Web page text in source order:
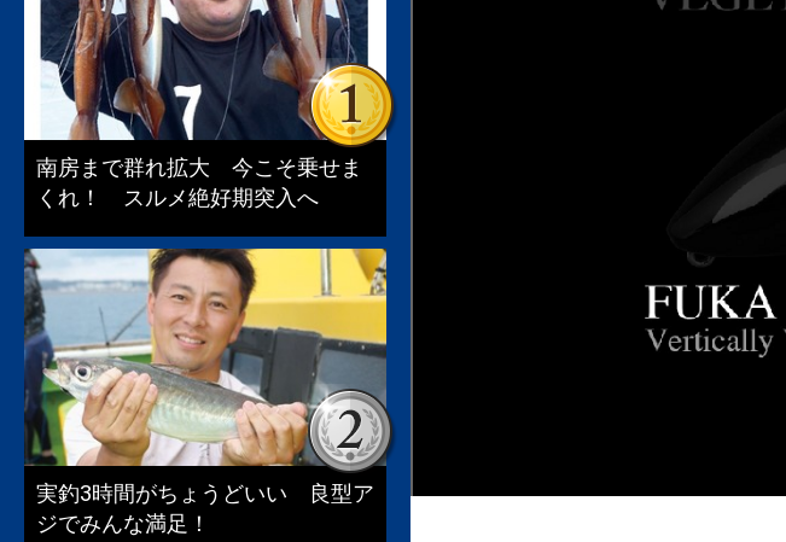
南房まで群れ拡大 今こそ乗せま
くれ！ スルメ絶好期突入へ
実釣3時間がちょうどいい 良型ア
ジでみんな満足！